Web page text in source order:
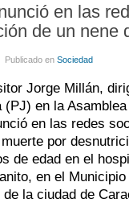
en las
de un nene
Publicado en Sociedad
Jorge Millán,
en la
en las redes
por
de edad en el
en el
la ciudad de